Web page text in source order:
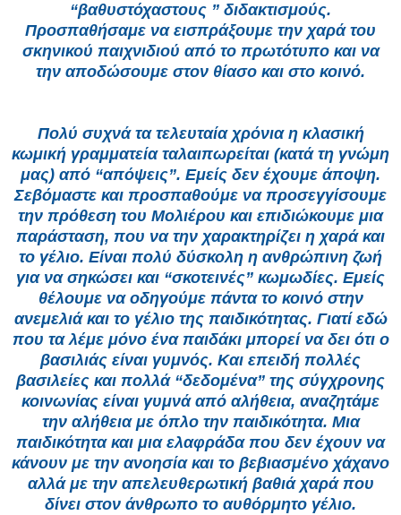
“βαθυστόχαστους ” διδακτισμούς.
Προσπαθήσαμε να εισπράξουμε την χαρά του
σκηνικού παιχνιδιού από το πρωτότυπο και να
την αποδώσουμε στον θίασο και στο κοινό.
Πολύ συχνά τα τελευταία χρόνια η κλασική
κωμική γραμματεία ταλαιπωρείται (κατά τη γνώμη
μας) από “απόψεις”. Εμείς δεν έχουμε άποψη.
Σεβόμαστε και προσπαθούμε να προσεγγίσουμε
την πρόθεση του Μολιέρου και επιδιώκουμε μια
παράσταση, που να την χαρακτηρίζει η χαρά και
το γέλιο. Είναι πολύ δύσκολη η ανθρώπινη ζωή
για να σηκώσει και “σκοτεινές” κωμωδίες. Εμείς
θέλουμε να οδηγούμε πάντα το κοινό στην
ανεμελιά και το γέλιο της παιδικότητας. Γιατί εδώ
που τα λέμε μόνο ένα παιδάκι μπορεί να δει ότι ο
βασιλιάς είναι γυμνός. Και επειδή πολλές
βασιλείες και πολλά “δεδομένα” της σύγχρονης
κοινωνίας είναι γυμνά από αλήθεια, αναζητάμε
την αλήθεια με όπλο την παιδικότητα. Μια
παιδικότητα και μια ελαφράδα που δεν έχουν να
κάνουν με την ανοησία και το βεβιασμένο χάχανο
αλλά με την απελευθερωτική βαθιά χαρά που
δίνει στον άνθρωπο το αυθόρμητο γέλιο.